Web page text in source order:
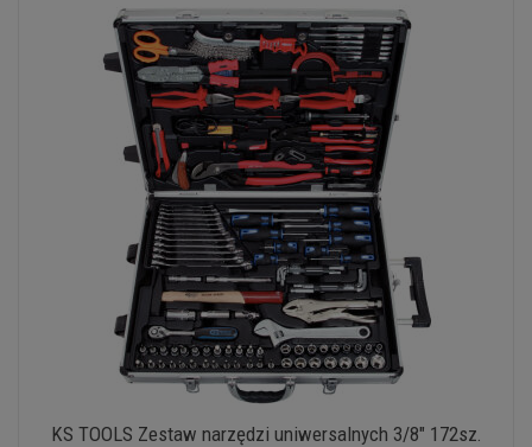
KS TOOLS Zestaw narzędzi uniwersalnych 3/8" 172sz.